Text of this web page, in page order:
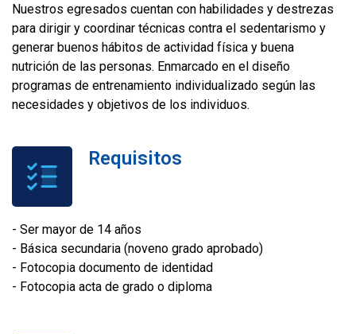
Nuestros egresados cuentan con habilidades y destrezas
para dirigir y coordinar técnicas contra el sedentarismo y
generar buenos hábitos de actividad física y buena
nutrición de las personas. Enmarcado en el diseño
programas de entrenamiento individualizado según las
necesidades y objetivos de los individuos.
Requisitos
- Ser mayor de 14 años
- Básica secundaria (noveno grado aprobado)
- Fotocopia documento de identidad
- Fotocopia acta de grado o diploma